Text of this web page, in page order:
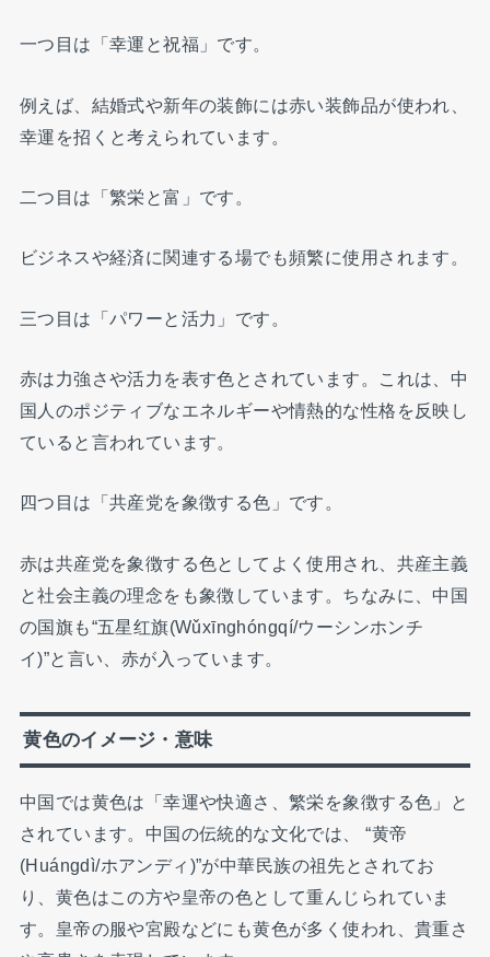
一つ目は「幸運と祝福」です。
例えば、結婚式や新年の装飾には赤い装飾品が使われ、
幸運を招くと考えられています。
二つ目は「繁栄と富」です。
ビジネスや経済に関連する場でも頻繁に使用されます。
三つ目は「パワーと活力」です。
赤は力強さや活力を表す色とされています。これは、中
国人のポジティブなエネルギーや情熱的な性格を反映し
ていると言われています。
四つ目は「共産党を象徴する色」です。
赤は共産党を象徴する色としてよく使用され、共産主義
と社会主義の理念をも象徴しています。ちなみに、中国
の国旗も“五星红旗(Wǔxīnghóngqí/ウーシンホンチ
イ)”と言い、赤が入っています。
黄色のイメージ・意味
中国では黄色は「幸運や快適さ、繁栄を象徴する色」と
されています。中国の伝統的な文化では、 “黄帝
(Huángdì/ホアンディ)”が中華民族の祖先とされてお
り、黄色はこの方や皇帝の色として重んじられていま
す。皇帝の服や宮殿などにも黄色が多く使われ、貴重さ